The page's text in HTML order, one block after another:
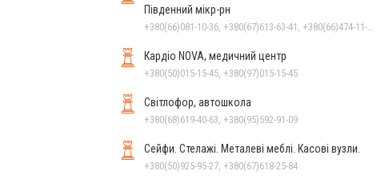
Південний мікр-рн
Кардіо NOVA, медичний центр
+380(50)015-15-45, +380(97)015-15-45
Світлофор, автошкола
+380(68)619-40-63, +380(95)592-91-09
Сейфи. Стелажі. Металеві меблі. Касові вузли.
+380(50)925-95-27, +380(67)618-25-84